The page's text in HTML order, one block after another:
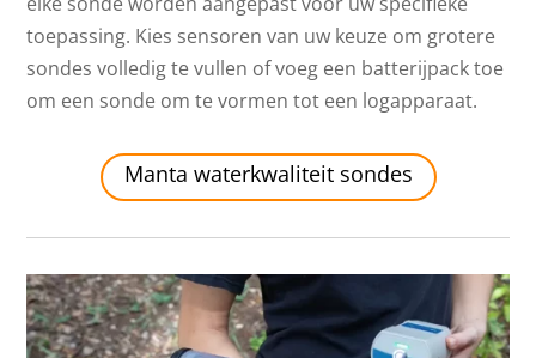
toepassing. Kies sensoren van uw keuze om grotere
sondes volledig te vullen of voeg een batterijpack toe
om een sonde om te vormen tot een logapparaat.
Manta waterkwaliteit sondes